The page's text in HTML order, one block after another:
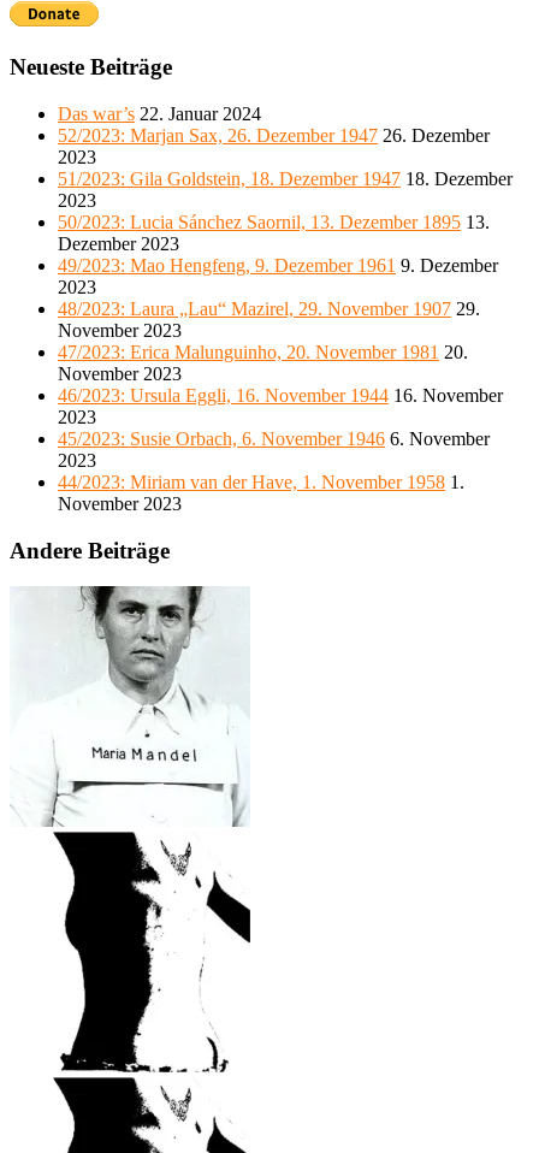
Neueste Beiträge
Das war’s 22. Januar 2024
52/2023: Marjan Sax, 26. Dezember 1947 26. Dezember
2023
51/2023: Gila Goldstein, 18. Dezember 1947 18. Dezember
2023
50/2023: Lucia Sánchez Saornil, 13. Dezember 1895 13.
Dezember 2023
49/2023: Mao Hengfeng, 9. Dezember 1961 9. Dezember
2023
48/2023: Laura „Lau“ Mazirel, 29. November 1907 29.
November 2023
47/2023: Erica Malunguinho, 20. November 1981 20.
November 2023
46/2023: Ursula Eggli, 16. November 1944 16. November
2023
45/2023: Susie Orbach, 6. November 1946 6. November
2023
44/2023: Miriam van der Have, 1. November 1958 1.
November 2023
Andere Beiträge